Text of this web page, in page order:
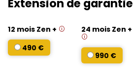
Extension de garantie
12 mois Zen +
490 €
24 mois Zen +
990 €